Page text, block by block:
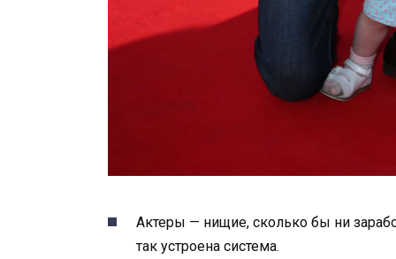
Актеры — нищие, сколько бы ни
так устроена система.